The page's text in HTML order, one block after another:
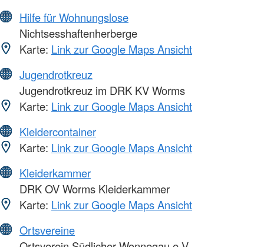
Hilfe für Wohnungslose
Nichtsesshaftenherberge
Karte: Link zur Google Maps Ansicht
Jugendrotkreuz
Jugendrotkreuz im DRK KV Worms
Karte: Link zur Google Maps Ansicht
Kleidercontainer
Karte: Link zur Google Maps Ansicht
Kleiderkammer
DRK OV Worms Kleiderkammer
Karte: Link zur Google Maps Ansicht
Ortsvereine